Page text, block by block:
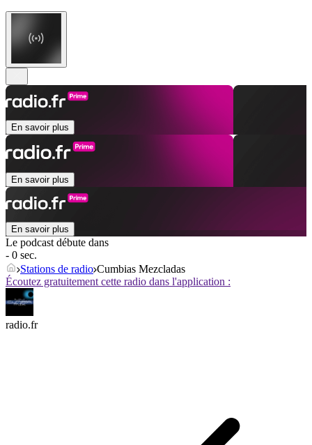
En savoir plus
En savoir plus
En savoir plus
Le podcast débute dans
- 0 sec.
Stations de radio Cumbias Mezcladas
Écoutez gratuitement cette radio dans l'application :
radio.fr